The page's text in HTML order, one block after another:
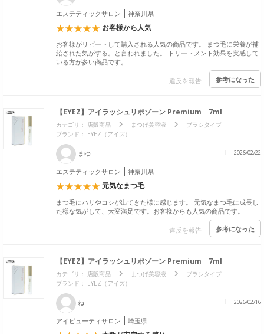
エステティックサロン 神奈川県
お客様から人気
お客様がリピートして購入される人気の商品です。 まつ毛に栄養が補
給された気がする。と言われました。 トリートメント効果を実感して
いる方が多い商品です。
違反を報告 参考になった
【EYEZ】アイラッシュリポゾーン Premium 7ml
カテゴリ： 店販商品 まつげ美容液
ブラシタイプ
ブランド： EYEZ（アイズ）
まゆ 2026/02/22
エステティックサロン 神奈川県
元気なまつ毛
まつ毛にハリやコシが出てきた様に感じます。 元気なまつ毛に成長し
た様な気がして、大変満足です。お客様からも人気の商品です。
違反を報告 参考になった
【EYEZ】アイラッシュリポゾーン Premium 7ml
カテゴリ： 店販商品 まつげ美容液
ブラシタイプ
ブランド： EYEZ（アイズ）
ね 2026/02/16
アイビューティサロン 埼玉県